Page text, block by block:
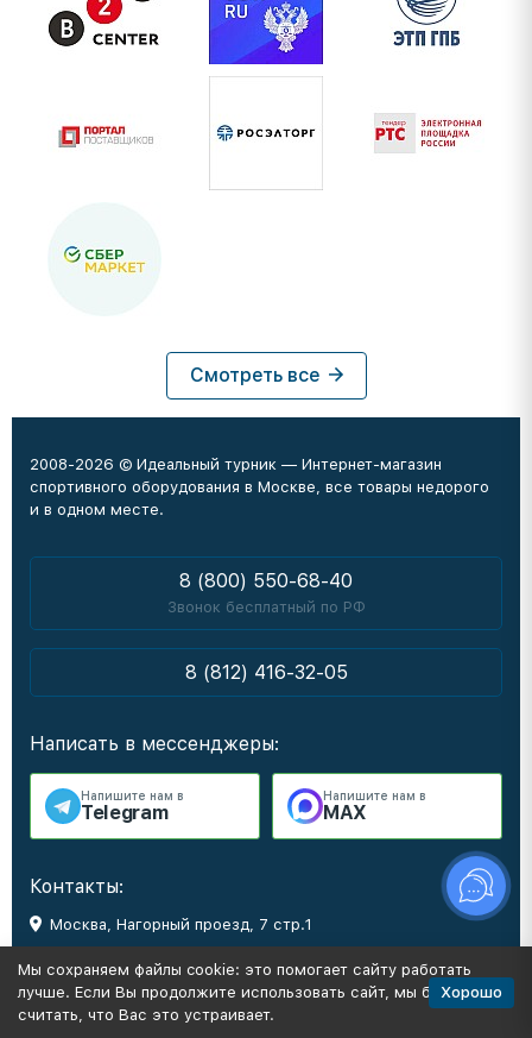
Смотреть все
2008-2026 © Идеальный турник — Интернет-магазин
спортивного оборудования в Москве, все товары недорого
и в одном месте.
8 (800) 550-68-40
Звонок бесплатный по РФ
8 (812) 416-32-05
Написать в мессенджеры:
Напишите нам в
Telegram
Напишите нам в
MAX
Контакты:
Москва, Нагорный проезд, 7 стр.1
region@idealturnik.ru
Мы в социальных сетях:
Мы сохраняем файлы cookie: это помогает сайту работать
лучше. Если Вы продолжите использовать сайт, мы будем
считать, что Вас это устраивает.
Хорошо